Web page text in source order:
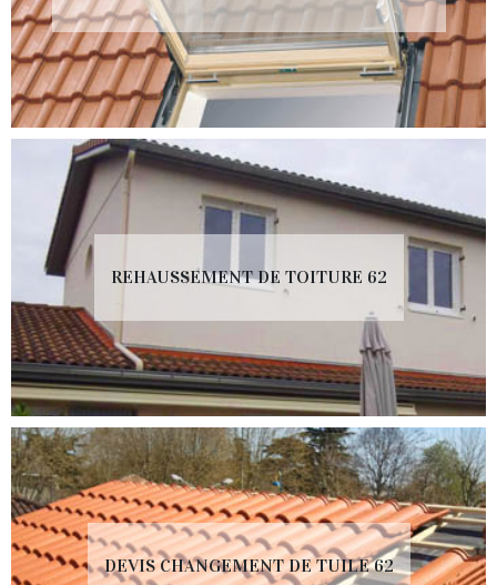
REHAUSSEMENT DE TOITURE 62
DEVIS CHANGEMENT DE TUILE 62